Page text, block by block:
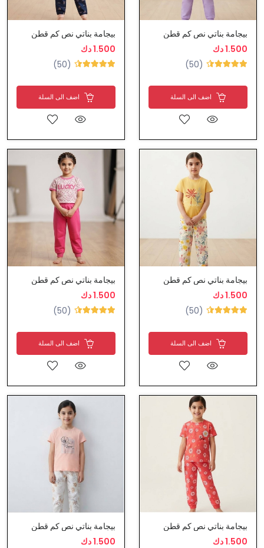
بيجامة بناتي نص كم قطن
1.500 دك
(50)
اضف الى السلة
بيجامة بناتي نص كم قطن
1.500 دك
(50)
اضف الى السلة
بيجامة بناتي نص كم قطن
1.500 دك
(50)
اضف الى السلة
بيجامة بناتي نص كم قطن
1.500 دك
(50)
اضف الى السلة
بيجامة بناتي نص كم قطن
1.500 دك
بيجامة بناتي نص كم قطن
1.500 دك